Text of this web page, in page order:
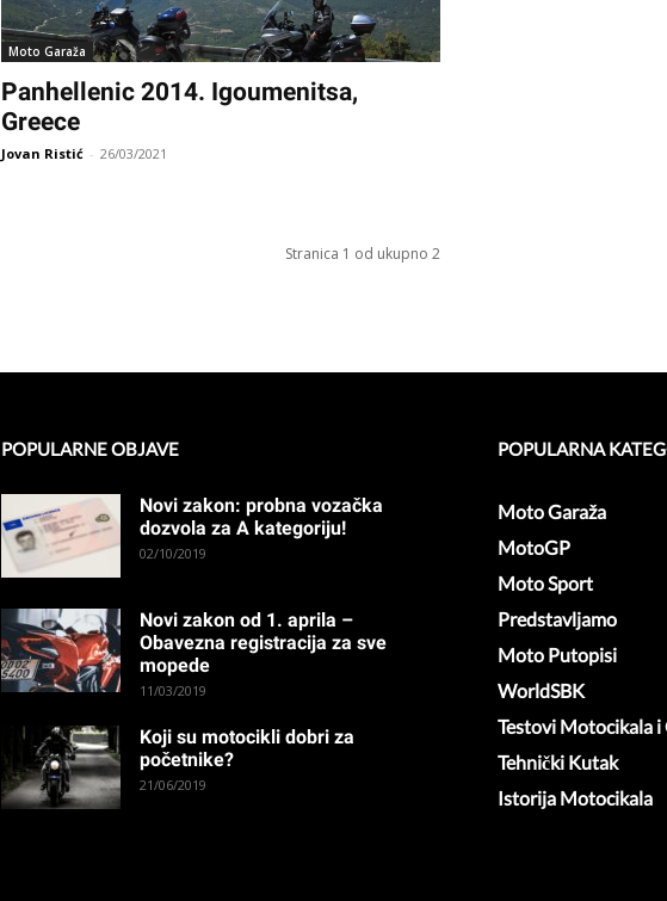
Moto Garaža
Panhellenic 2014. Igoumenitsa,
Greece
Jovan Ristić - 26/03/2021
Stranica 1 od ukupno 2
POPULARNE OBJAVE
Novi zakon: probna vozačka
dozvola za A kategoriju!
02/10/2019
Novi zakon od 1. aprila –
Obavezna registracija za sve
mopede
11/03/2019
Koji su motocikli dobri za
početnike?
21/06/2019
POPULARNA
Moto Garaža
MotoGP
Moto Sport
Predstavljamo
Moto Putopisi
WorldSBK
Testovi Motocikala i
Tehnički Kutak
Istorija Motocikala